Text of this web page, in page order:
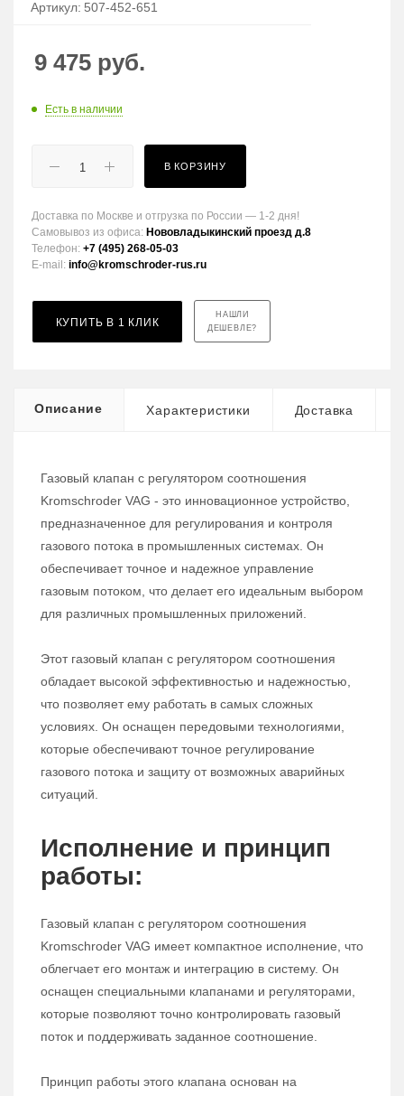
Артикул: 507-452-651
9 475 руб.
Есть в наличии
В КОРЗИНУ
Доставка по Москве и отгрузка по России — 1-2 дня!
Самовывоз из офиса: Нововладыкинский проезд д.8
Телефон: +7 (495) 268-05-03
E-mail: info@kromschroder-rus.ru
КУПИТЬ В 1 КЛИК
НАШЛИ
ДЕШЕВЛЕ?
Описание Характеристики Доставка
Газовый клапан с регулятором соотношения
Kromschroder VAG - это инновационное устройство,
предназначенное для регулирования и контроля
газового потока в промышленных системах. Он
обеспечивает точное и надежное управление
газовым потоком, что делает его идеальным выбором
для различных промышленных приложений.
Этот газовый клапан с регулятором соотношения
обладает высокой эффективностью и надежностью,
что позволяет ему работать в самых сложных
условиях. Он оснащен передовыми технологиями,
которые обеспечивают точное регулирование
газового потока и защиту от возможных аварийных
ситуаций.
Исполнение и принцип
работы:
Газовый клапан с регулятором соотношения
Kromschroder VAG имеет компактное исполнение, что
облегчает его монтаж и интеграцию в систему. Он
оснащен специальными клапанами и регуляторами,
которые позволяют точно контролировать газовый
поток и поддерживать заданное соотношение.
Принцип работы этого клапана основан на